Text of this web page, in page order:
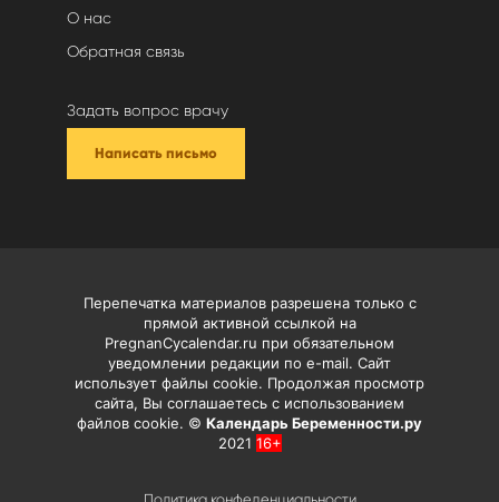
О нас
Обратная связь
Задать вопрос врачу
Написать письмо
Перепечатка материалов разрешена только с
прямой активной ссылкой на
PregnanCycalendar.ru при обязательном
уведомлении редакции по e-mail. Сайт
использует файлы cookie. Продолжая просмотр
сайта, Вы соглашаетесь с использованием
файлов cookie. © Календарь Беременности.ру
2021 16+